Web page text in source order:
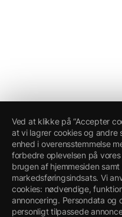
Ved at klikke på “Accepter
at vi lagrer cookies og andre
enhed i overensstemmelse
forbedre oplevelsen på
brugen af hjemmesiden
markedsføringsindsats. Vi
cookies: nødvendige,
annoncering. Persondata og
personligt tilpassede